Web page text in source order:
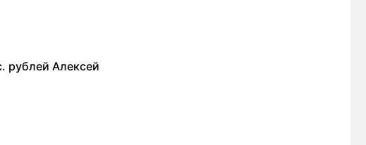
рублей Алексей